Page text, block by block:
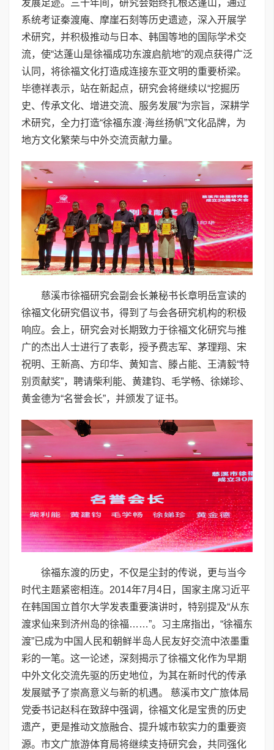
发展足迹。三十年间，研究会始终扎根达蓬山，通过
系统考证秦渡庵、摩崖石刻等历史遗迹，深入开展学
术研究，并积极推动与日本、韩国等地的国际学术交
流，使“达蓬山是徐福成功东渡启航地”的观点获得广泛
认同，将徐福文化打造成连接东亚文明的重要桥梁。
毕德祥表示，站在新起点，研究会将继续以“挖掘历
史、传承文化、增进交流、服务发展”为宗旨，深耕学
术研究，全力打造“徐福东渡·海丝扬帆”文化品牌，为
地方文化繁荣与中外交流贡献力量。
慈溪市徐福研究会副会长兼秘书长章明岳宣读的
徐福文化研究倡议书，得到了与会各研究机构的积极
响应。会上，研究会对长期致力于徐福文化研究与推
广的杰出人士进行了表彰，授予费志军、茅理翔、宋
祝明、王新高、方印华、黄知言、滕占能、王清毅“特
别贡献奖”，聘请柴利能、黄建钧、毛学畅、徐娣珍、
黄金德为“名誉会长”，并颁发了证书。
徐福东渡的历史，不仅是尘封的传说，更与当今
时代主题紧密相连。2014年7月4日，国家主席习近平
在韩国国立首尔大学发表重要演讲时，特别提及“从东
渡求仙来到济州岛的徐福……”。习主席指出，“徐福东
渡”已成为中国人民和朝鲜半岛人民友好交流中浓墨重
彩的一笔。这一论述，深刻揭示了徐福文化作为早期
中外文化交流先驱的历史地位，为其在新时代的传承
发展赋予了崇高意义与新的机遇。 慈溪市文广旅体局
党委书记赵科在致辞中强调，徐福文化是宝贵的历史
遗产，更是推动文旅融合、提升城市软实力的重要资
源。市文广旅游体育局将继续支持研究会，共同强化